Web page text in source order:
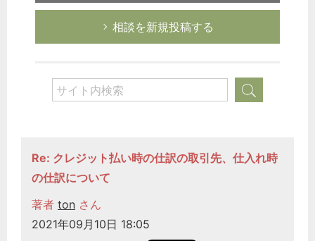
相談を新規投稿する
Re: クレジット払い時の仕訳の取引先、仕入れ時
の仕訳について
著者 ton さん
2021年09月10日 18:05